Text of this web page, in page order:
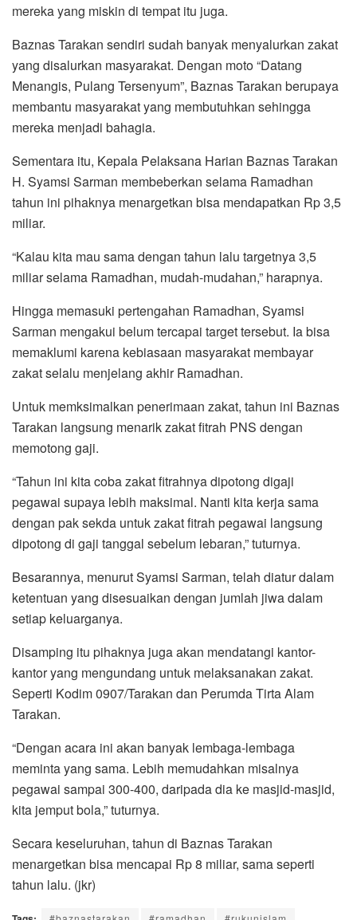
mereka yang miskin di tempat itu juga.
Baznas Tarakan sendiri sudah banyak menyalurkan zakat
yang disalurkan masyarakat. Dengan moto “Datang
Menangis, Pulang Tersenyum”, Baznas Tarakan berupaya
membantu masyarakat yang membutuhkan sehingga
mereka menjadi bahagia.
Sementara itu, Kepala Pelaksana Harian Baznas Tarakan
H. Syamsi Sarman membeberkan selama Ramadhan
tahun ini pihaknya menargetkan bisa mendapatkan Rp 3,5
miliar.
“Kalau kita mau sama dengan tahun lalu targetnya 3,5
miliar selama Ramadhan, mudah-mudahan,” harapnya.
Hingga memasuki pertengahan Ramadhan, Syamsi
Sarman mengakui belum tercapai target tersebut. Ia bisa
memaklumi karena kebiasaan masyarakat membayar
zakat selalu menjelang akhir Ramadhan.
Untuk memksimalkan penerimaan zakat, tahun ini Baznas
Tarakan langsung menarik zakat fitrah PNS dengan
memotong gaji.
“Tahun ini kita coba zakat fitrahnya dipotong digaji
pegawai supaya lebih maksimal. Nanti kita kerja sama
dengan pak sekda untuk zakat fitrah pegawai langsung
dipotong di gaji tanggal sebelum lebaran,” tuturnya.
Besarannya, menurut Syamsi Sarman, telah diatur dalam
ketentuan yang disesuaikan dengan jumlah jiwa dalam
setiap keluarganya.
Disamping itu pihaknya juga akan mendatangi kantor-
kantor yang mengundang untuk melaksanakan zakat.
Seperti Kodim 0907/Tarakan dan Perumda Tirta Alam
Tarakan.
“Dengan acara ini akan banyak lembaga-lembaga
meminta yang sama. Lebih memudahkan misalnya
pegawai sampai 300-400, daripada dia ke masjid-masjid,
kita jemput bola,” tuturnya.
Secara keseluruhan, tahun di Baznas Tarakan
menargetkan bisa mencapai Rp 8 miliar, sama seperti
tahun lalu. (jkr)